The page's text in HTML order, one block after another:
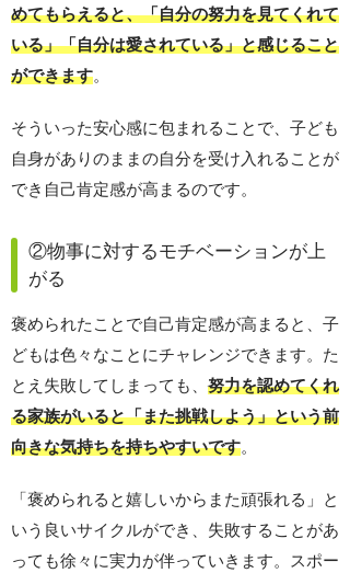
めてもらえると、「自分の努力を見てくれて
いる」「自分は愛されている」と感じること
ができます。
そういった安心感に包まれることで、子ども
自身がありのままの自分を受け入れることが
でき自己肯定感が高まるのです。
②物事に対するモチベーションが上
がる
褒められたことで自己肯定感が高まると、子
どもは色々なことにチャレンジできます。た
とえ失敗してしまっても、 努力を認めてくれ
る家族がいると「また挑戦しよう」という前
向きな気持ちを持ちやすいです。
「褒められると嬉しいからまた頑張れる」と
いう良いサイクルができ、失敗することがあ
っても徐々に実力が伴っていきます。スポー